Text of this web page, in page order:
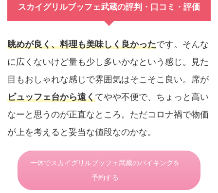
スカイグリルブッフェ武蔵の評判・口コミ・評価
眺めが良く、料理も美味しく良かったです。そんな
に広くないけど量も少し多いかなという感じ。見た
目もおしゃれな感じで雰囲気はそこそこ良い。席が
ビュッフェ台から遠くてやや不便で、ちょっと高い
なーと思うのが正直なところ。ただコロナ禍で物価
が上を考えると妥当な値段なのかな。
一休でスカイグリルブッフェ武藏のバイキングを
予約する